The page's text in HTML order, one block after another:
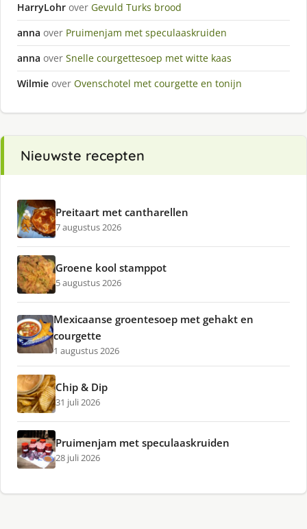
HarryLohr over Gevuld Turks brood
anna over Pruimenjam met speculaaskruiden
anna over Snelle courgettesoep met witte kaas
Wilmie over Ovenschotel met courgette en tonijn
Nieuwste recepten
Preitaart met cantharellen
7 augustus 2026
Groene kool stamppot
5 augustus 2026
Mexicaanse groentesoep met gehakt en
courgette
1 augustus 2026
Chip & Dip
31 juli 2026
Pruimenjam met speculaaskruiden
28 juli 2026